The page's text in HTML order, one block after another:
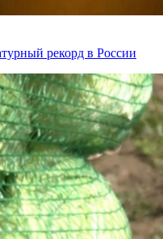
рекорд в России